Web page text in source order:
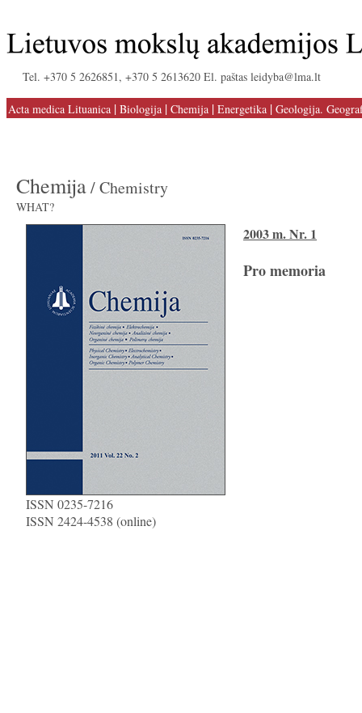
Tel. +370 5 2626851, +370 5 2613620 El. paštas leidyba@lma.lt
Acta medica Lituanica | Biologija | Chemija | Energetika | Geologija.
Chemija/ Chemistry
WHAT?
ISSN 0235-7216
ISSN 2424-4538 (online)
2003 m. Nr. 1
Pro memoria